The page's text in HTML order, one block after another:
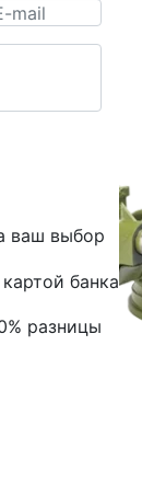
ваш выбор
банка
разницы